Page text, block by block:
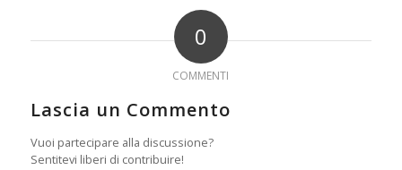
0
COMMENTI
Lascia un Commento
Vuoi partecipare alla discussione?
Sentitevi liberi di contribuire!